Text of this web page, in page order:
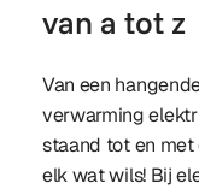
van a tot z
Van een
verwarming
staand tot en met
elk wat wils! Bij